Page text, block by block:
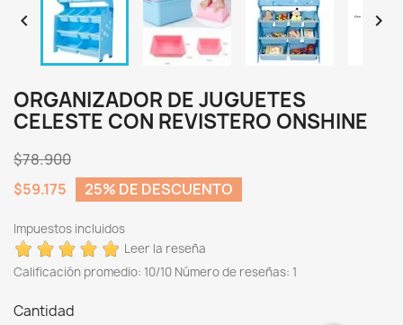
 
ORGANIZADOR DE JUGUETES
CELESTE CON REVISTERO ONSHINE
$78.900
$59.175
25% DE DESCUENTO
Impuestos incluidos
Leer la reseña
Calificación promedio: 10/10 Número de reseñas: 1
Cantidad